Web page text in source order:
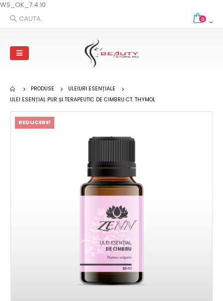
WS_OK_7.4.10
CAUTA
0
PRODUSE
ULEIURI ESENȚIALE
ULEI ESENȚIAL PUR ȘI TERAPEUTIC DE CIMBRU CT. THYMOL
REDUCERE!